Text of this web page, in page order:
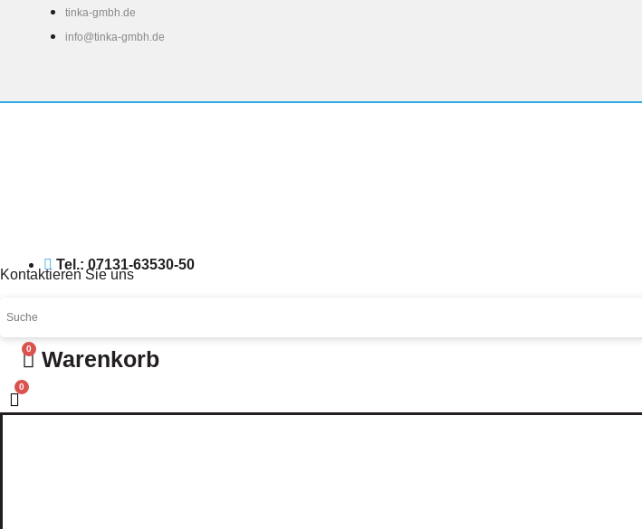
tinka-gmbh.de
info@tinka-gmbh.de
Kontaktieren Sie uns
Tel.: 07131-63530-50
0 Warenkorb
0